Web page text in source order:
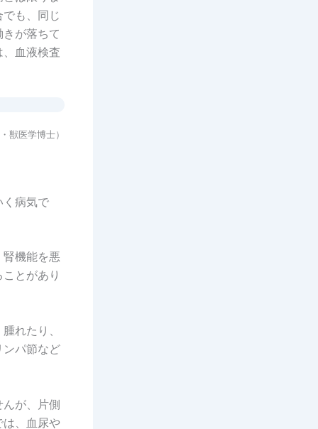
も、同じ
が落ちて
血液検査
獣医学博士）
く病気で
機能を悪
とがあり
れたり、
ンパ節など
が、片側
、血尿や